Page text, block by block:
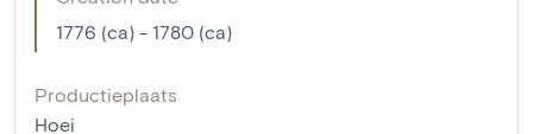
1776 (ca) - 1780 (ca)
Productieplaats
Hoei